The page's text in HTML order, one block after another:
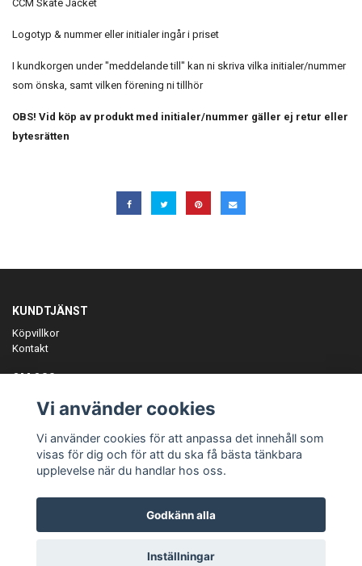
CCM Skate Jacket
Logotyp & nummer eller initialer ingår i priset
I kundkorgen under "meddelande till" kan ni skriva vilka initialer/nummer
som önska, samt vilken förening ni tillhör
OBS! Vid köp av produkt med initialer/nummer gäller ej retur eller
bytesrätten
KUNDTJÄNST
Köpvillkor
Kontakt
OM OSS
ANMÄL DIG TILL VÅRT NYHETSBREV
Prenumerera
© Copyright Teamgear
Vi använder cookies
Vi använder cookies för att anpassa det innehåll som
visas för dig och för att du ska få bästa tänkbara
upplevelse när du handlar hos oss.
Godkänn alla
Inställningar